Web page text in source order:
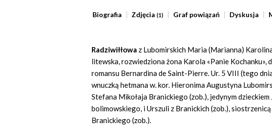
Biografia Zdjęcia(1) Graf powiązań Dyskusja
Radziwiłłowa z Lubomirskich Maria (Marianna)
litewska, rozwiedziona żona Karola «Panie Kochanku»,
romansu Bernardina de Saint-Pierre. Ur. 5 VIII (tego
wnuczką hetmana w. kor. Hieronima Augustyna
Stefana Mikołaja Branickiego (zob.), jedynym dzieckiem
bolimowskiego, i Urszuli z Branickich (zob.),
Branickiego (zob.).